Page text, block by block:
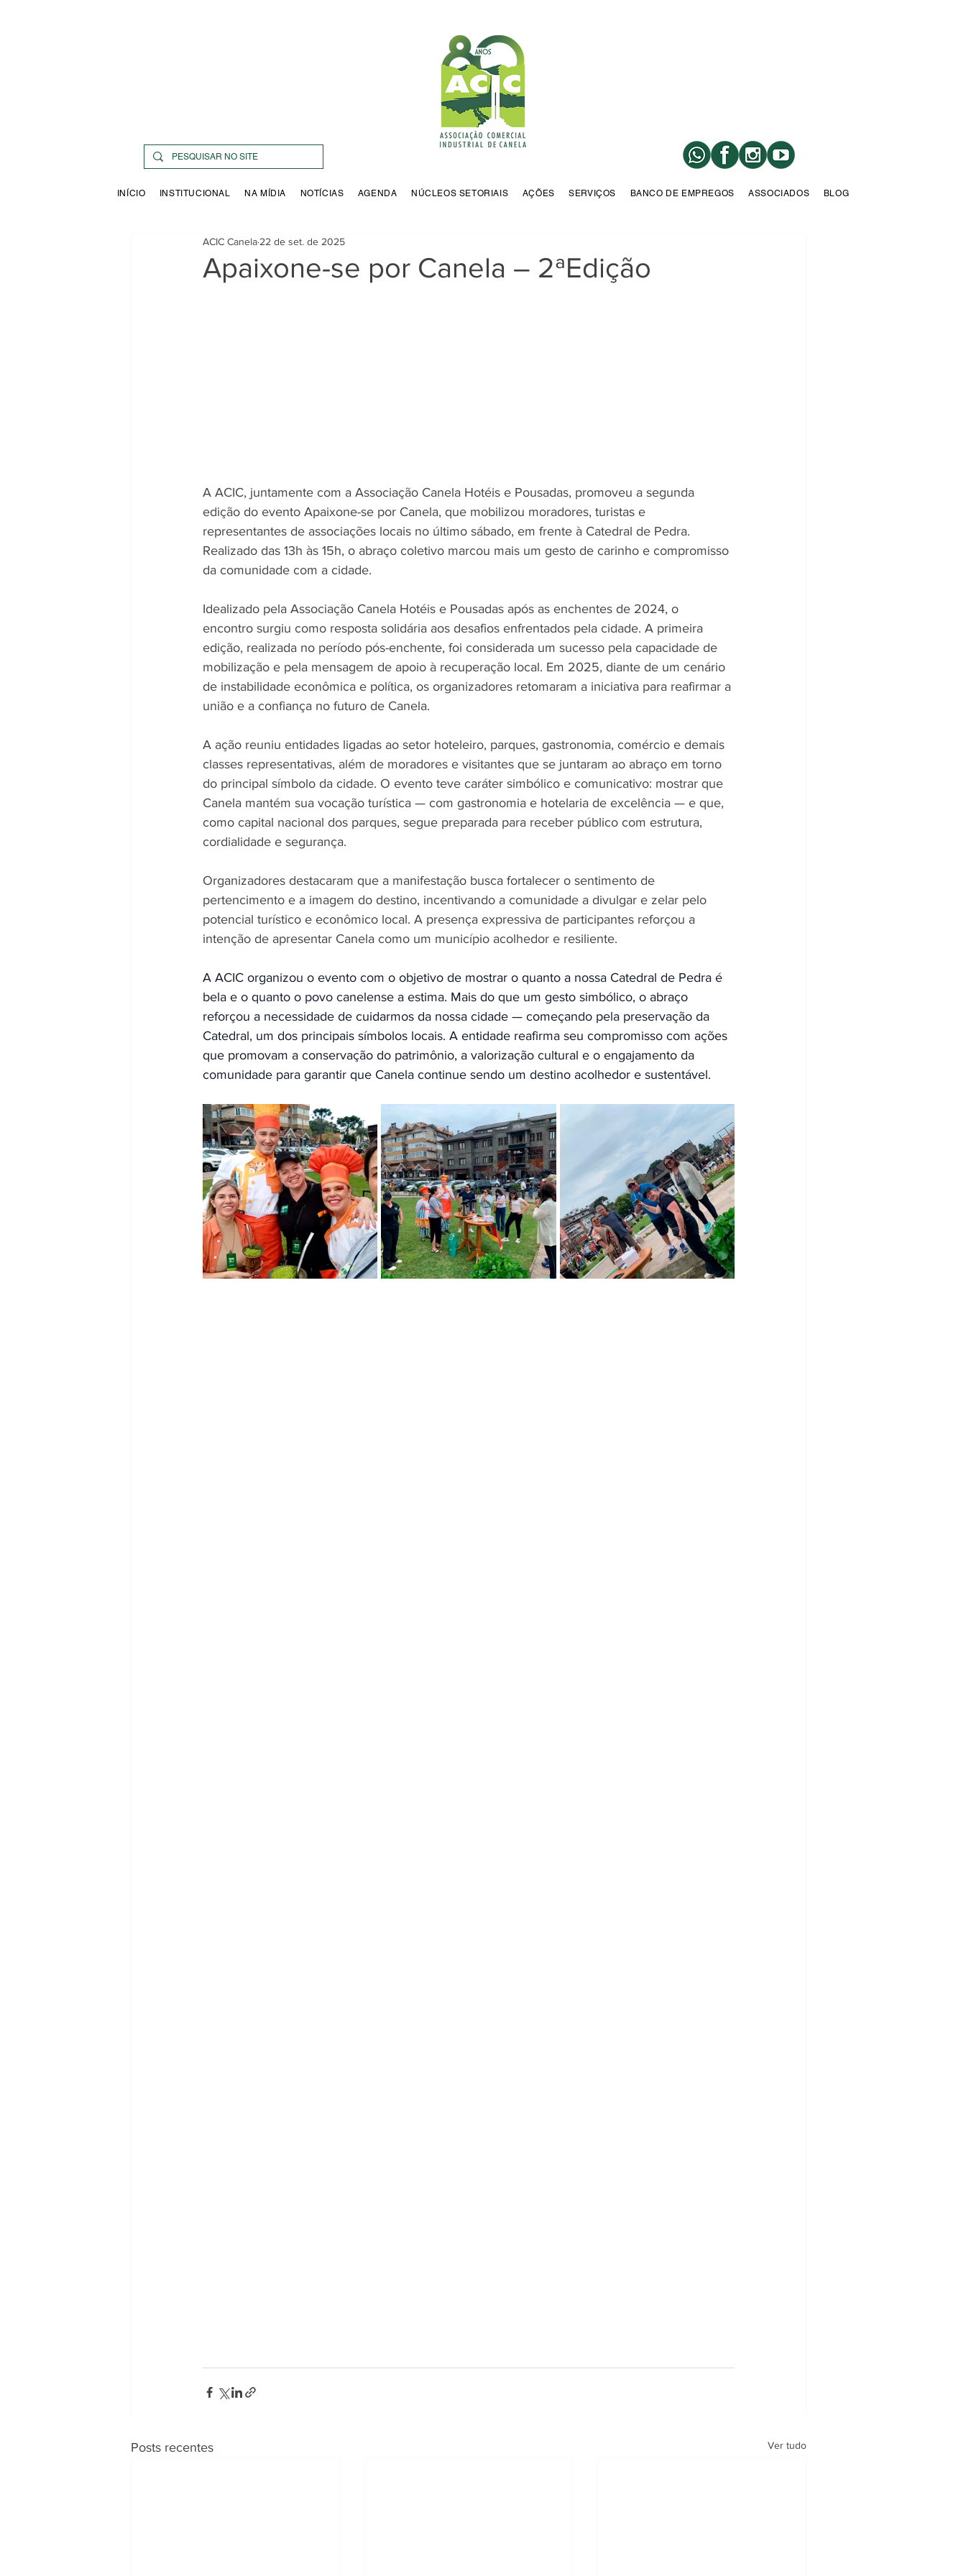
INÍCIO INSTITUCIONAL NA MÍDIA NOTÍCIAS AGENDA NÚCLEOS SETORIAIS AÇÕES SERVIÇOS BANCO DE EMPREGOS ASSOCIADOS BLOG
Apaixone-se por Canela – 2ªEdição
ACIC Canela 22 de set. de 2025
A ACIC, juntamente com a Associação Canela Hotéis e Pousadas, promoveu a segunda
edição do evento Apaixone-se por Canela, que mobilizou moradores, turistas e
representantes de associações locais no último sábado, em frente à Catedral de Pedra.
Realizado das 13h às 15h, o abraço coletivo marcou mais um gesto de carinho e compromisso
da comunidade com a cidade.
Idealizado pela Associação Canela Hotéis e Pousadas após as enchentes de 2024, o
encontro surgiu como resposta solidária aos desafios enfrentados pela cidade. A primeira
edição, realizada no período pós-enchente, foi considerada um sucesso pela capacidade de
mobilização e pela mensagem de apoio à recuperação local. Em 2025, diante de um cenário
de instabilidade econômica e política, os organizadores retomaram a iniciativa para reafirmar a
união e a confiança no futuro de Canela.
A ação reuniu entidades ligadas ao setor hoteleiro, parques, gastronomia, comércio e demais
classes representativas, além de moradores e visitantes que se juntaram ao abraço em torno
do principal símbolo da cidade. O evento teve caráter simbólico e comunicativo: mostrar que
Canela mantém sua vocação turística — com gastronomia e hotelaria de excelência — e que,
como capital nacional dos parques, segue preparada para receber público com estrutura,
cordialidade e segurança.
Organizadores destacaram que a manifestação busca fortalecer o sentimento de
pertencimento e a imagem do destino, incentivando a comunidade a divulgar e zelar pelo
potencial turístico e econômico local. A presença expressiva de participantes reforçou a
intenção de apresentar Canela como um município acolhedor e resiliente.
A ACIC organizou o evento com o objetivo de mostrar o quanto a nossa Catedral de Pedra é
bela e o quanto o povo canelense a estima. Mais do que um gesto simbólico, o abraço
reforçou a necessidade de cuidarmos da nossa cidade — começando pela preservação da
Catedral, um dos principais símbolos locais. A entidade reafirma seu compromisso com ações
que promovam a conservação do patrimônio, a valorização cultural e o engajamento da
comunidade para garantir que Canela continue sendo um destino acolhedor e sustentável.
Posts recentes Ver tudo